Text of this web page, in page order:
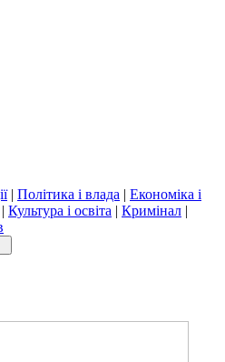
| Політика і влада | Економіка і
| Культура і освіта | Кримінал |